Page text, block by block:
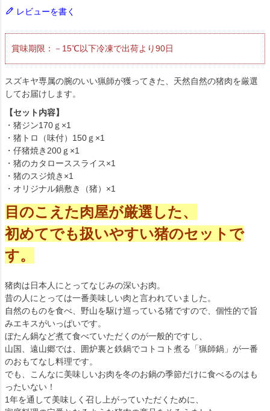
レビューを書く
賞味期限：－15℃以下冷凍で出荷より90日
スズキヤ専属の腕のいい猟師が獲ってきた、天然自然の猪肉を厳選
してお届けします。
【セット内容】
・猪ジン170ｇ×1
・猪トロ（味付）150ｇ×1
・仔猪焼き200ｇ×1
・猪のカタローススライス×1
・猪のスジ焼き×1
・オリジナル鍋敷き（猪）×1
目のこえた肉屋が厳選した、
初めてでも扱いやすい猪のセットで
す。
猪肉は日本人にとってなじみの深いお肉。
昔の人にとっては一番美味しい肉と言われていました。
自然のものを食べ、野山を駆け巡っている猪ですので、個性的で旨
みエキスがいっぱいです。
ぼたん鍋など煮て食べていただくのが一般的ですし、
山国、遠山郷では、囲炉裏と鉄鍋でコトコト煮る「猟師鍋」が一番
のおもてなし料理です。
でも、こんなに美味しいお肉を冬のお鍋の季節だけに食べるのはも
ったいない！
1年を通して美味しく召し上がっていただくために、